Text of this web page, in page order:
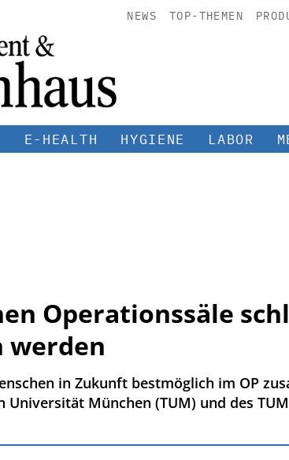
NEWS TOP-THEMEN
E-HEALTH HYGIENE LABOR
Operationssäle
werden
in Zukunft bestmöglich im OP
Universität München (TUM) und des